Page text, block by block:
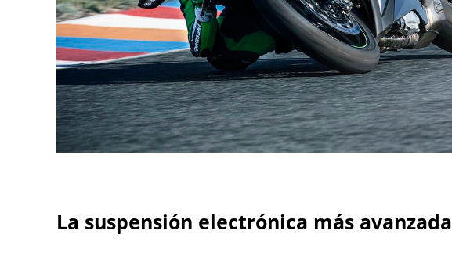
La suspensión electrónica más avanzada